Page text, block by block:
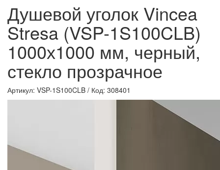
Душевой уголок Vincea
Stresa (VSP-1S100CLB)
1000х1000 мм, черный,
стекло прозрачное
Артикул: VSP-1S100CLB / Код: 308401